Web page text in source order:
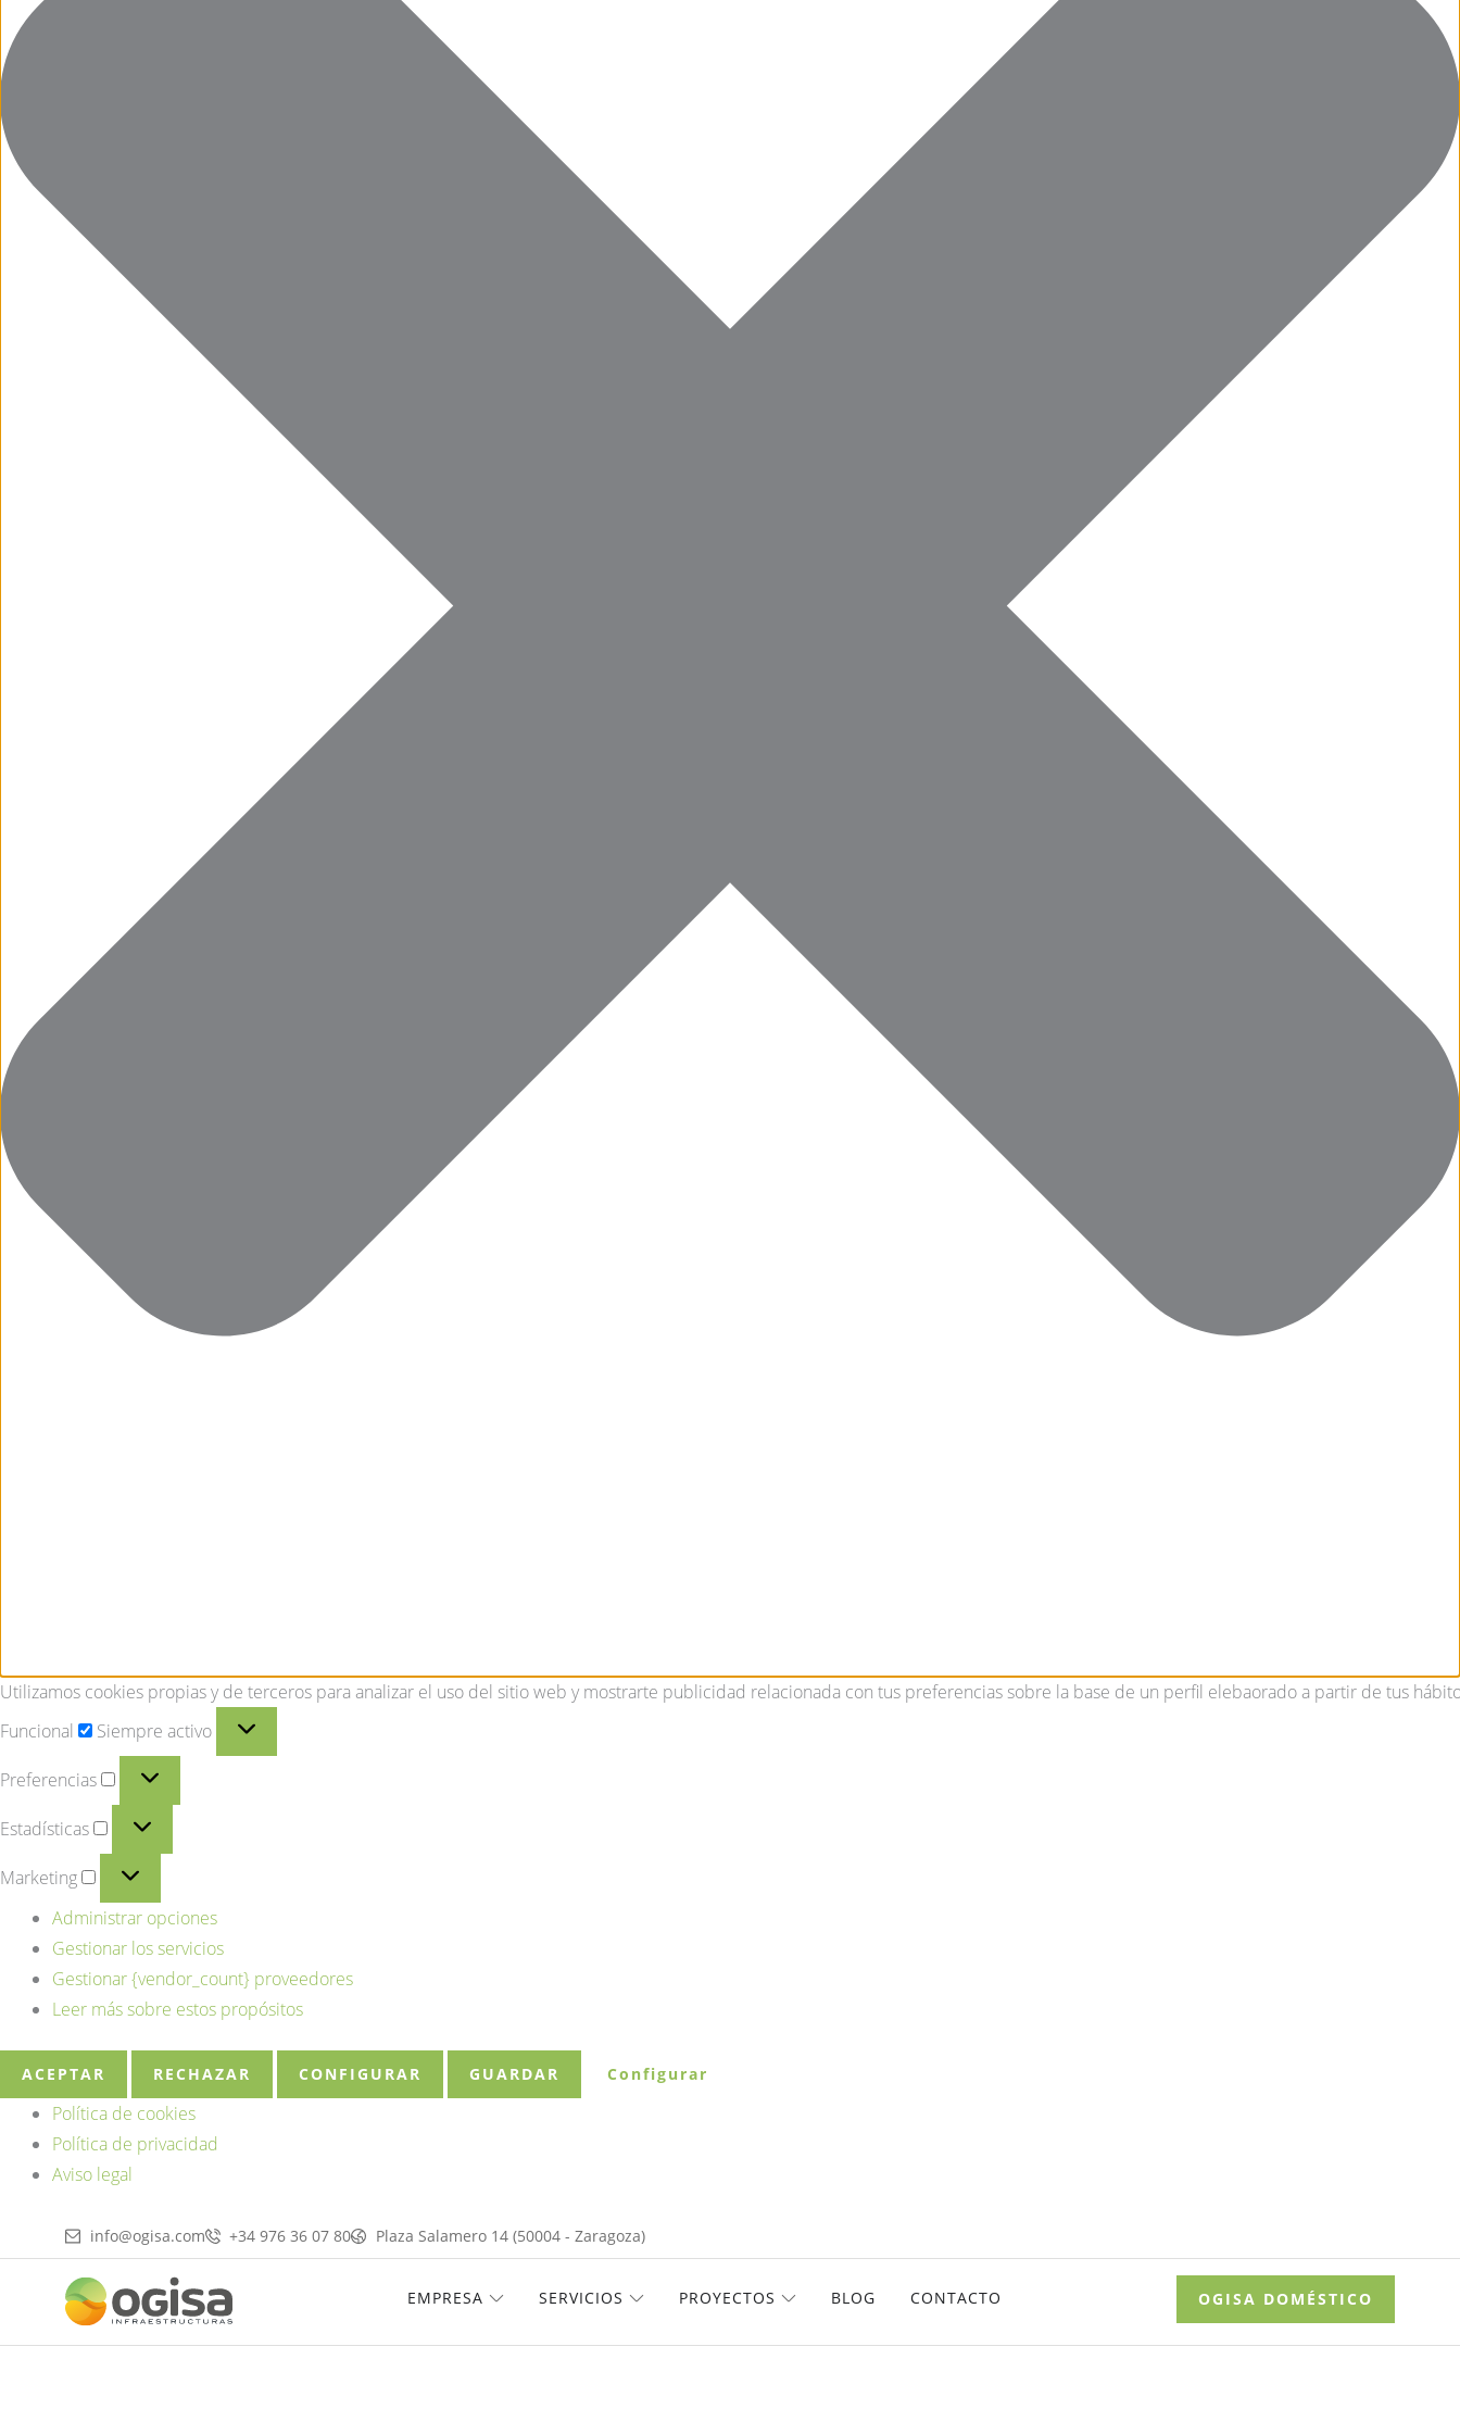
Utilizamos cookies propias y de terceros para analizar el uso del sitio web y mostrarte publicidad relacionada con tus preferencias sobre la base de un perfil elebaorado a partir de tus
Funcional
Siempre activo
Preferencias
Estadísticas
Marketing
Administrar opciones
Gestionar los servicios
Gestionar {vendor_count} proveedores
Leer más sobre estos propósitos
ACEPTAR RECHAZAR CONFIGURAR GUARDAR Configurar
Política de cookies
Política de privacidad
Aviso legal
info@ogisa.com +34 976 36 07 80 Plaza Salamero 14 (50004 - Zaragoza)
EMPRESA ABRIR EMPRESA
SERVICIOS ABRIR SERVICIOS
PROYECTOS ABRIR PROYECTOS
BLOG CONTACTO OGISA DOMÉSTICO